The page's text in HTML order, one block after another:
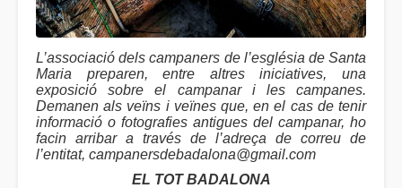
L’associació dels campaners de l’església de Santa
Maria preparen, entre altres iniciatives, una
exposició sobre el campanar i les campanes.
Demanen als veïns i veïnes que, en el cas de tenir
informació o fotografies antigues del campanar, ho
facin arribar a través de l’adreça de correu de
l’entitat, campanersdebadalona@gmail.com
EL TOT BADALONA